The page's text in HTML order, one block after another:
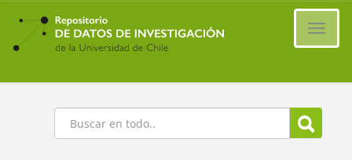
Ir
contenido
principal
Buscar